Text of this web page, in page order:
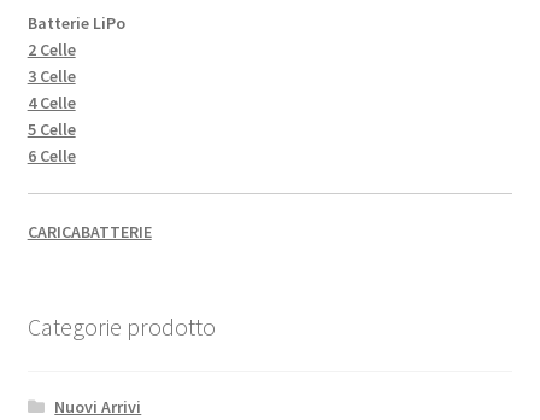
Batterie LiPo
2 Celle
3 Celle
4 Celle
5 Celle
6 Celle
CARICABATTERIE
Categorie prodotto
Nuovi Arrivi